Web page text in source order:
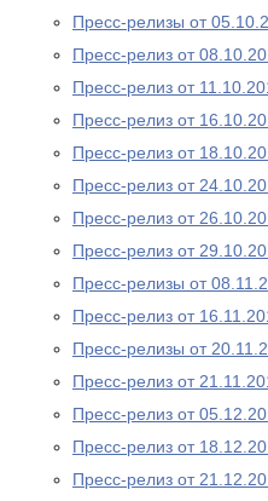
Пресс-релизы от
Пресс-релиз от
Пресс-релиз от
Пресс-релиз от
Пресс-релиз от
Пресс-релиз от
Пресс-релиз от
Пресс-релиз от
Пресс-релизы от
Пресс-релиз от
Пресс-релизы от
Пресс-релиз от
Пресс-релиз от
Пресс-релиз от
Пресс-релиз от